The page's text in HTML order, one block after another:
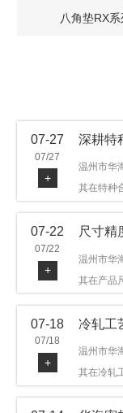
八角垫RX系
07-27
07/27
+
深耕特
温州市华
其在特种
品，可提
07-22
07/22
+
尺寸精
温州市华
其在产品
产品，广
领域。本
现华海密
07-18
07/18
+
冷轧工
温州市华
其在冷轧